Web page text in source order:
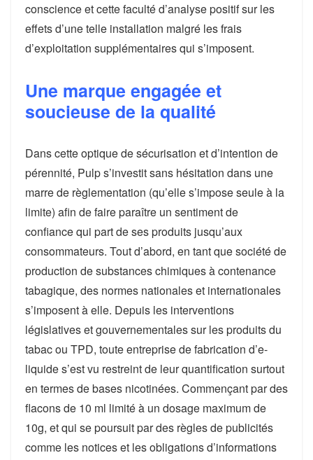
conscience et cette faculté d’analyse positif sur les
effets d’une telle installation malgré les frais
d’exploitation supplémentaires qui s’imposent.
Une marque engagée et
soucieuse de la qualité
Dans cette optique de sécurisation et d’intention de
pérennité, Pulp s’investit sans hésitation dans une
marre de règlementation (qu’elle s’impose seule à la
limite) afin de faire paraître un sentiment de
confiance qui part de ses produits jusqu’aux
consommateurs. Tout d’abord, en tant que société de
production de substances chimiques à contenance
tabagique, des normes nationales et internationales
s’imposent à elle. Depuis les interventions
législatives et gouvernementales sur les produits du
tabac ou TPD, toute entreprise de fabrication d’e-
liquide s’est vu restreint de leur quantification surtout
en termes de bases nicotinées. Commençant par des
flacons de 10 ml limité à un dosage maximum de
10g, et qui se poursuit par des règles de publicités
comme les notices et les obligations d’informations